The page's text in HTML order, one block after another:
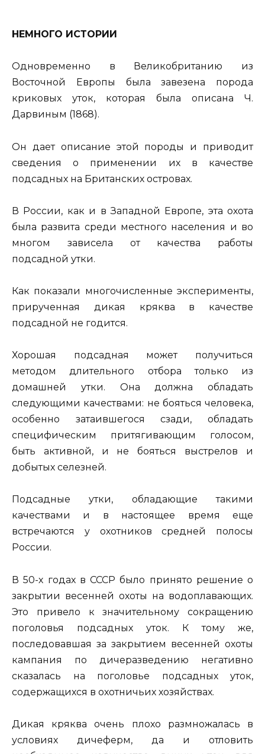
НЕМНОГО ИСТОРИИ
Одновременно в Великобританию из
Восточной Европы была завезена порода
криковых уток, которая была описана Ч.
Дарвиным (1868).
Он дает описание этой породы и приводит
сведения о применении их в качестве
подсадных на Британских островах.
В России, как и в Западной Европе, эта охота
была развита среди местного населения и во
многом зависела от качества работы
подсадной утки.
Как показали многочисленные эксперименты,
прирученная дикая кряква в качестве
подсадной не годится.
Хорошая подсадная может получиться
методом длительного отбора только из
домашней утки. Она должна обладать
следующими качествами: не бояться человека,
особенно затаившегося сзади, обладать
специфическим притягивающим голосом,
быть активной, и не бояться выстрелов и
добытых селезней.
Подсадные утки, обладающие такими
качествами и в настоящее время еще
встречаются у охотников средней полосы
России.
В 50-х годах в СССР было принято решение о
закрытии весенней охоты на водоплавающих.
Это привело к значительному сокращению
поголовья подсадных уток. К тому же,
последовавшая за закрытием весенней охоты
кампания по дичеразведению негативно
сказалась на поголовье подсадных уток,
содержащихся в охотничьих хозяйствах.
Дикая кряква очень плохо размножалась в
условиях дичеферм, да и отловить